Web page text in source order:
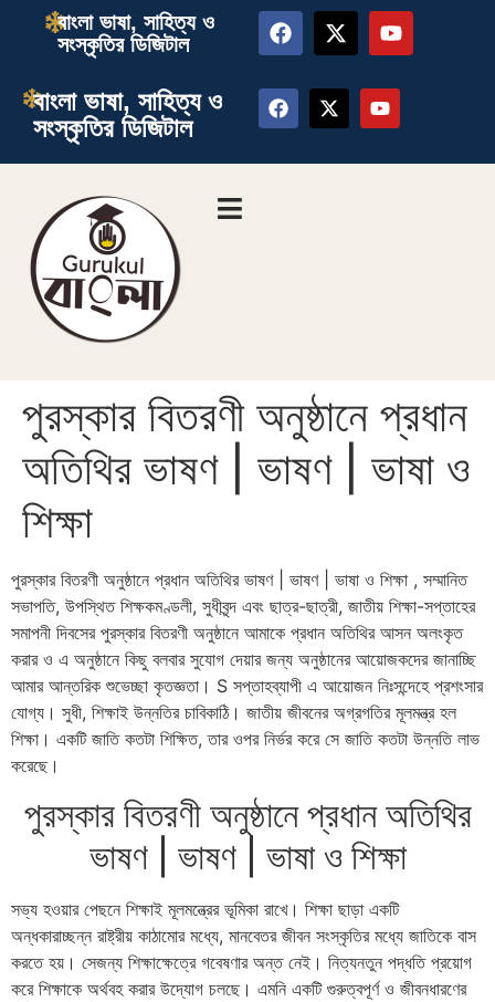
বাংলা ভাষা, সাহিত্য ও
সংস্কৃতির ডিজিটাল
বাংলা ভাষা, সাহিত্য ও
সংস্কৃতির ডিজিটাল
পুরস্কার বিতরণী অনুষ্ঠানে প্রধান
অতিথির ভাষণ | ভাষণ | ভাষা ও
শিক্ষা
পুরস্কার বিতরণী অনুষ্ঠানে প্রধান অতিথির ভাষণ | ভাষণ | ভাষা ও শিক্ষা , সম্মানিত
সভাপতি, উপস্থিত শিক্ষকমণ্ডলী, সুধীবৃন্দ এবং ছাত্র-ছাত্রী, জাতীয় শিক্ষা-সপ্তাহের
সমাপনী দিবসের পুরস্কার বিতরণী অনুষ্ঠানে আমাকে প্রধান অতিথির আসন অলংকৃত
করার ও এ অনুষ্ঠানে কিছু বলবার সুযোগ দেয়ার জন্য অনুষ্ঠানের আয়োজকদের জানাচ্ছি
আমার আন্তরিক শুভেচ্ছা কৃতজ্ঞতা। S সপ্তাহব্যাপী এ আয়োজন নিঃসন্দেহে প্রশংসার
যোগ্য। সুধী, শিক্ষাই উন্নতির চাবিকাঠি। জাতীয় জীবনের অগ্রগতির মূলমন্ত্র হল
শিক্ষা। একটি জাতি কতটা শিক্ষিত, তার ওপর নির্ভর করে সে জাতি কতটা উন্নতি লাভ
করেছে।
পুরস্কার বিতরণী অনুষ্ঠানে প্রধান অতিথির
ভাষণ | ভাষণ | ভাষা ও শিক্ষা
সভ্য হওয়ার পেছনে শিক্ষাই মূলমন্ত্রের ভূমিকা রাখে। শিক্ষা ছাড়া একটি
অন্ধকারাচ্ছন্ন রাষ্ট্রীয় কাঠামোর মধ্যে, মানবেতর জীবন সংস্কৃতির মধ্যে জাতিকে বাস
করতে হয়। সেজন্য শিক্ষাক্ষেত্রে গবেষণার অন্ত নেই। নিত্যনতুন পদ্ধতি প্রয়োগ
করে শিক্ষাকে অর্থবহ করার উদ্যোগ চলছে। এমনি একটি গুরুত্বপূর্ণ ও জীবনধারণের